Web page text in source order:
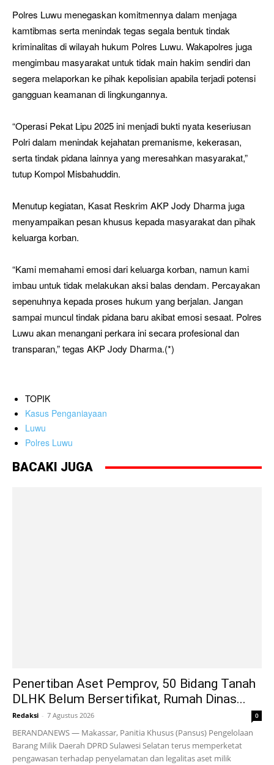
Polres Luwu menegaskan komitmennya dalam menjaga
kamtibmas serta menindak tegas segala bentuk tindak
kriminalitas di wilayah hukum Polres Luwu. Wakapolres juga
mengimbau masyarakat untuk tidak main hakim sendiri dan
segera melaporkan ke pihak kepolisian apabila terjadi potensi
gangguan keamanan di lingkungannya.
“Operasi Pekat Lipu 2025 ini menjadi bukti nyata keseriusan
Polri dalam menindak kejahatan premanisme, kekerasan,
serta tindak pidana lainnya yang meresahkan masyarakat,”
tutup Kompol Misbahuddin.
Menutup kegiatan, Kasat Reskrim AKP Jody Dharma juga
menyampaikan pesan khusus kepada masyarakat dan pihak
keluarga korban.
“Kami memahami emosi dari keluarga korban, namun kami
imbau untuk tidak melakukan aksi balas dendam. Percayakan
sepenuhnya kepada proses hukum yang berjalan. Jangan
sampai muncul tindak pidana baru akibat emosi sesaat. Polres
Luwu akan menangani perkara ini secara profesional dan
transparan,” tegas AKP Jody Dharma.(*)
TOPIK
Kasus Penganiayaan
Luwu
Polres Luwu
BACAKI JUGA
Penertiban Aset Pemprov, 50 Bidang Tanah
DLHK Belum Bersertifikat, Rumah Dinas...
Redaksi - 7 Agustus 2026 0
BERANDANEWS — Makassar, Panitia Khusus (Pansus) Pengelolaan
Barang Milik Daerah DPRD Sulawesi Selatan terus memperketat
pengawasan terhadap penyelamatan dan legalitas aset milik